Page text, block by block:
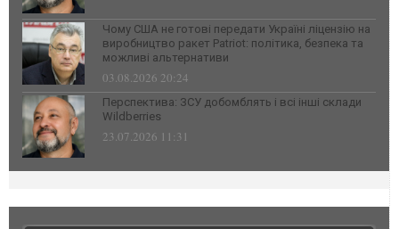
Чому США не готові передати Україні ліцензію на
виробництво ракет Patriot: політика, безпека та
можливі альтернативи
03.08.2026 20:24
Перспектива: ЗСУ добомблять і всі інші склади
Wildberries
23.07.2026 11:31